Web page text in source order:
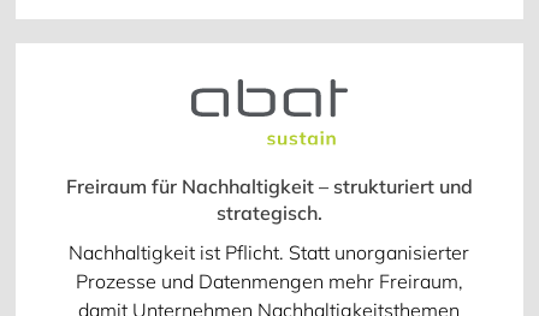
Freiraum für Nachhaltigkeit – strukturiert und
strategisch.
Nachhaltigkeit ist Pflicht. Statt unorganisierter
Prozesse und Datenmengen mehr Freiraum,
damit Unternehmen Nachhaltigkeitsthemen